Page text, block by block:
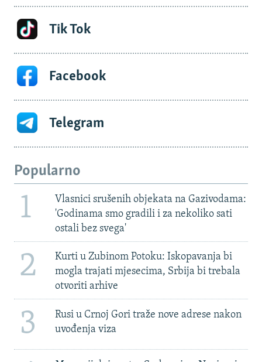
Tik Tok
Facebook
Telegram
Popularno
1
Vlasnici srušenih objekata na Gazivodama:
'Godinama smo gradili i za nekoliko sati
ostali bez svega'
2
Kurti u Zubinom Potoku: Iskopavanja bi
mogla trajati mjesecima, Srbija bi trebala
otvoriti arhive
3
Rusi u Crnoj Gori traže nove adrese nakon
uvođenja viza